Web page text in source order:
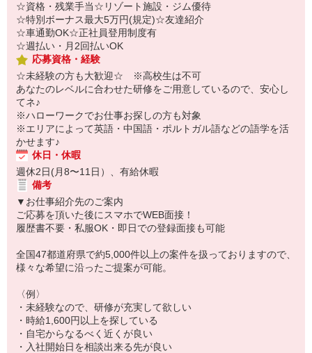
☆資格・残業手当☆リゾート施設・ジム優待
☆特別ボーナス最大5万円(規定)☆友達紹介
☆車通勤OK☆正社員登用制度有
☆週払い・月2回払いOK
応募資格・経験
☆未経験の方も大歓迎☆ ※高校生は不可
あなたのレベルに合わせた研修をご用意しているので、安心し
てネ♪
※ハローワークでお仕事お探しの方も対象
※エリアによって英語・中国語・ポルトガル語などの語学を活
かせます♪
休日・休暇
週休2日(月8〜11日）、有給休暇
備考
▼お仕事紹介先のご案内
ご応募を頂いた後にスマホでWEB面接！
履歴書不要・私服OK・即日での登録面接も可能
全国47都道府県で約5,000件以上の案件を扱っておりますので、
様々な希望に沿ったご提案が可能。
〈例〉
・未経験なので、研修が充実して欲しい
・時給1,600円以上を探している
・自宅からなるべく近くが良い
・入社開始日を相談出来る先が良い